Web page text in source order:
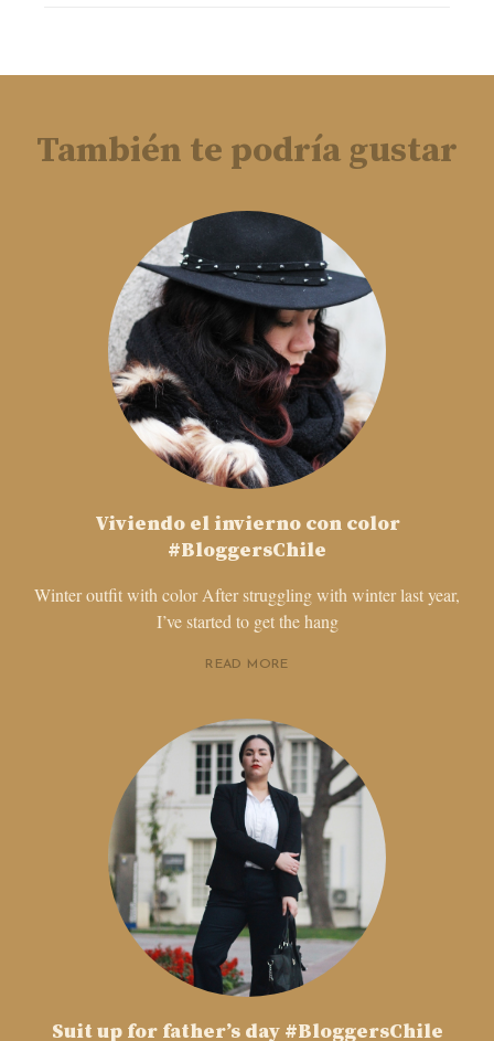
También te podría gustar
Viviendo el invierno con color
#BloggersChile
Winter outfit with color After struggling with winter last year,
I’ve started to get the hang
READ MORE
Suit up for father’s day #BloggersChile